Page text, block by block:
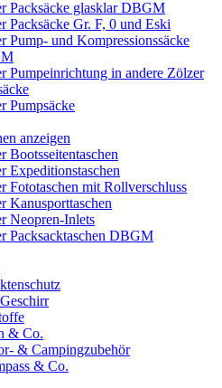
Packsäcke glasklar DBGM
Packsäcke Gr. F, 0 und Eski
Pump- und Kompressionssäcke
Pumpeinrichtung in andere Zölzer
Pumpsäcke
anzeigen
Bootsseitentaschen
Expeditionstaschen
Fototaschen mit Rollverschluss
Kanusporttaschen
Neopren-Inlets
Packsacktaschen DBGM
& Co.
& Campingzubehör
& Co.